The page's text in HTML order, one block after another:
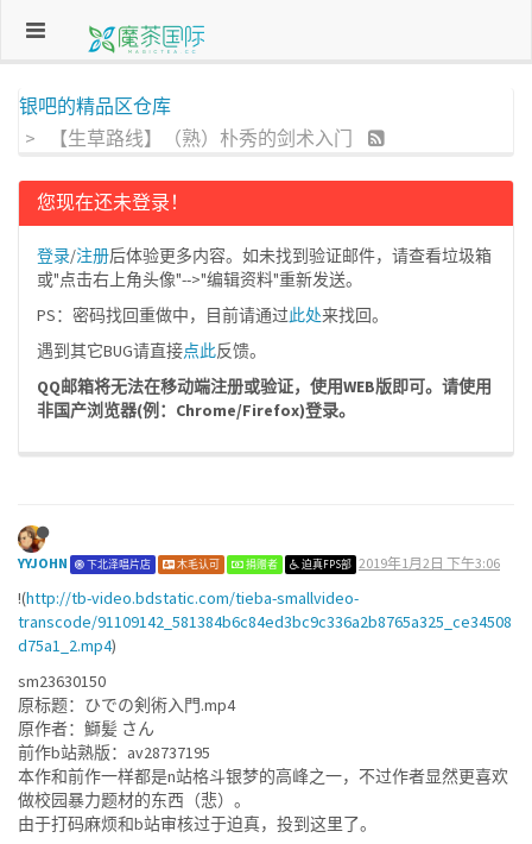
银吧的精品区仓库
【生草路线】（熟）朴秀的剑术入门
您现在还未登录！
登录/注册后体验更多内容。如未找到验证邮件，请查看垃圾箱
或"点击右上角头像"-->"编辑资料"重新发送。
PS：密码找回重做中，目前请通过此处来找回。
遇到其它BUG请直接点此反馈。
QQ邮箱将无法在移动端注册或验证，使用WEB版即可。请使用
非国产浏览器(例：Chrome/Firefox)登录。
YYJOHN 下北泽唱片店 木毛认可 捐赠者 迫真FPS部 2019年1月2日 下午3:06
!(http://tb-video.bdstatic.com/tieba-smallvideo-
transcode/91109142_581384b6c84ed3bc9c336a2b8765a325_ce34508
d75a1_2.mp4)
sm23630150
原标题：ひでの剣術入門.mp4
原作者：鰤髪 さん
前作b站熟版：av28737195
本作和前作一样都是n站格斗银梦的高峰之一，不过作者显然更喜欢
做校园暴力题材的东西（悲）。
由于打码麻烦和b站审核过于迫真，投到这里了。